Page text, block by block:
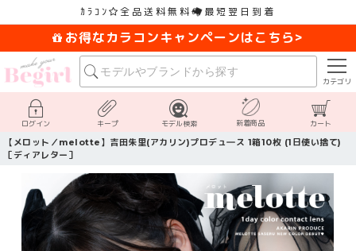
ｶﾗｺﾝ 全品送料無料 最短翌日到着
お得なカラコンキャンペーンはこちら>
カテゴリ
ログイン キープ モデル検索 新着商品 カート
【メロット／melotte】吉田朱里(アカリン)プロデュ―ス 1箱10枚 (1日使い捨て)
［ディアレター］